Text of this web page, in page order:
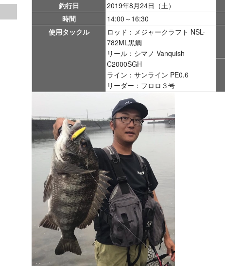
釣行日 2019年8月24日（土）
時間
14:00～16:30
使用タックル
ロッド：メジャークラフト NSL-
782ML黒鯛
リール：シマノ Vanquish
C2000SGH
ライン：サンライン PE0.6
リーダー：フロロ３号